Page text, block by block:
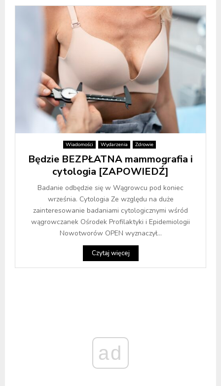
Wiadomości Wydarzenia Zdrowie
Będzie BEZPŁATNA mammografia i
cytologia [ZAPOWIEDŹ]
Badanie odbędzie się w Wągrowcu pod koniec
września. Cytologia Ze względu na duże
zainteresowanie badaniami cytologicznymi wśród
wągrowczanek Ośrodek Profilaktyki i Epidemiologii
Nowotworów OPEN wyznaczył...
Czytaj więcej
ad